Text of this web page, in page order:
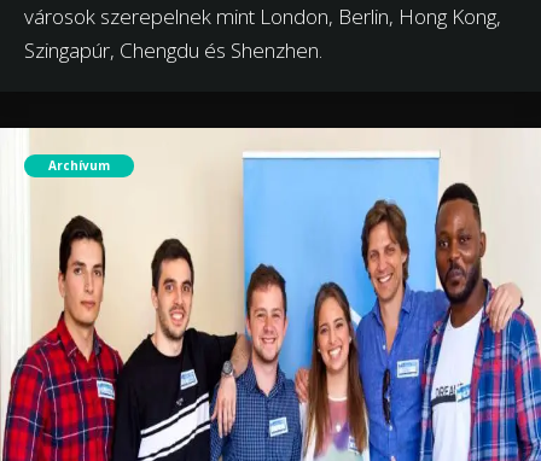
városok szerepelnek mint London, Berlin, Hong Kong,
Szingapúr, Chengdu és Shenzhen.
Archívum